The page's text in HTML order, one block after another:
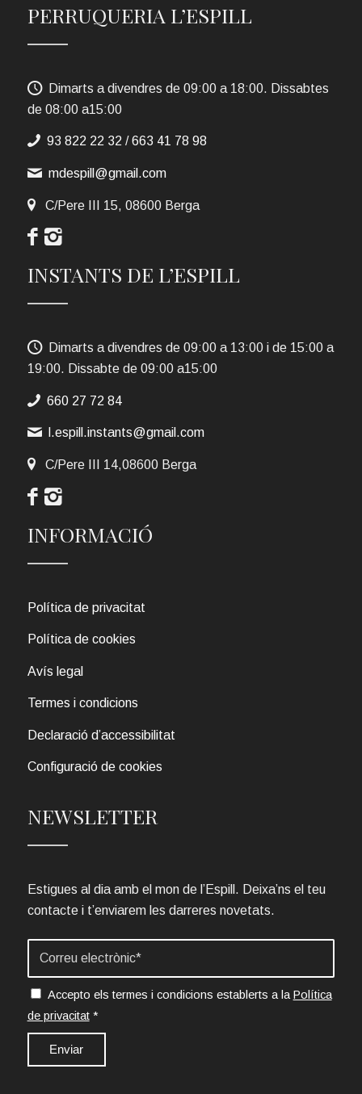
PERRUQUERIA L’ESPILL
Dimarts a divendres de 09:00 a 18:00. Dissabtes
de 08:00 a15:00
93 822 22 32 /663 41 78 98
mdespill@gmail.com
C/Pere III 15, 08600 Berga
INSTANTS DE L’ESPILL
Dimarts a divendres de 09:00 a 13:00 i de 15:00 a
19:00. Dissabte de 09:00 a15:00
660 27 72 84
l.espill.instants@gmail.com
C/Pere III 14,08600 Berga
INFORMACIÓ
Política de privacitat
Política de cookies
Avís legal
Termes i condicions
Declaració d’accessibilitat
Configuració de cookies
NEWSLETTER
Estigues al dia amb el mon de l’Espill. Deixa’ns el teu
contacte i t’enviarem les darreres novetats.
Accepto els termes i condicions establerts a la Política
de privacitat *